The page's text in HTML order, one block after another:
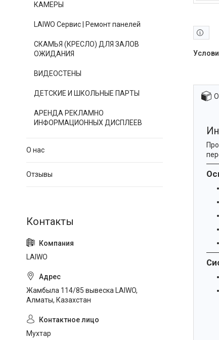
КАМЕРЫ
LAIWO Сервис | Ремонт панелей
СКАМЬЯ (КРЕСЛО) ДЛЯ ЗАЛОВ
ОЖИДАНИЯ
ВИДЕОСТЕНЫ
ДЕТСКИЕ И ШКОЛЬНЫЕ ПАРТЫ
АРЕНДА РЕКЛАМНО
ИНФОРМАЦИОННЫХ ДИСПЛЕЕВ
О нас
Отзывы
LAIWO
Жамбыла 114/85 вывеска LAIWO,
Алматы, Казахстан
Мухтар